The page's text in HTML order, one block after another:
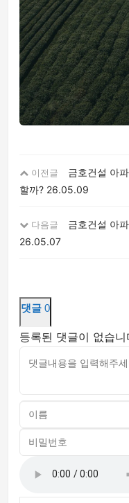
이전글
금호건설 아
할까? 26.05.09
다음글
금호건설 아
26.05.07
댓글 0
등록된 댓글이 없습니